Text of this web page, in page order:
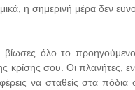
η σημερινή μέρα δεν
όλο το προηγούμενο
κρίσης σου. Οι πλανήτες,
να σταθείς στα